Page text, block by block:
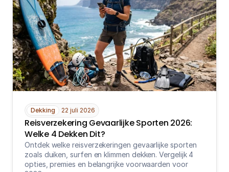
Medische reisverzekering
Bagage verzekering
Gevaarlijke sporten
Ongevallendekking
Veelgestelde vragen
Nieuws
Klantenservice
Nu open tot 17:30
Dekking 22 juli 2026
Reisverzekering Gevaarlijke Sporten 2026:
Welke 4 Dekken Dit?
Ontdek welke reisverzekeringen gevaarlijke sporten
zoals duiken, surfen en klimmen dekken. Vergelijk 4
opties, premies en belangrijke voorwaarden voor